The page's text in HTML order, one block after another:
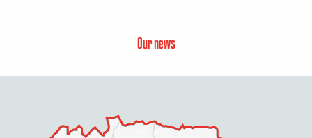
Our news